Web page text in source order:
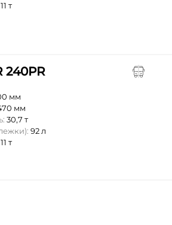
11 т
240PR
мм
мм
30,7 т
92 л
11 т